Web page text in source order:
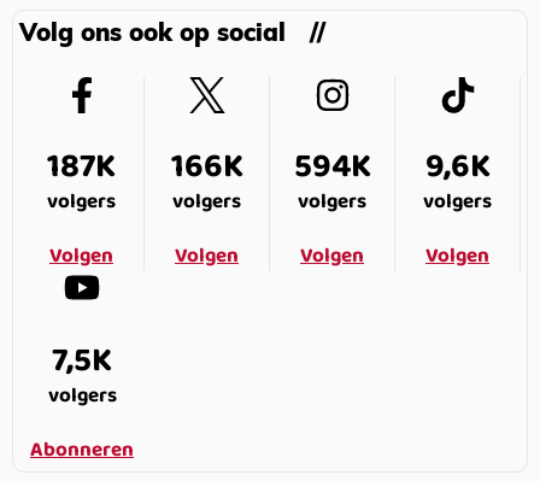
Volg ons ook op social
187K
volgers
Volgen
166K
volgers
Volgen
594K
volgers
Volgen
9,6K
volgers
Volgen
7,5K
volgers
Abonneren